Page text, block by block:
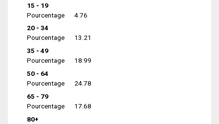
15 - 19
Pourcentage
4.76
20 - 34
Pourcentage
13.21
35 - 49
Pourcentage
18.99
50 - 64
Pourcentage
24.78
65 - 79
Pourcentage
17.68
80+